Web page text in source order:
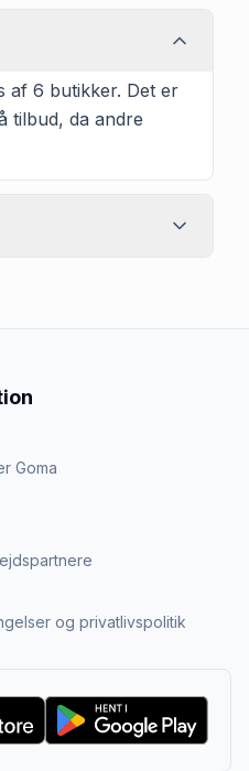
af 6 butikker. Det er
tilbud, da andre
Goma
og privatlivspolitik